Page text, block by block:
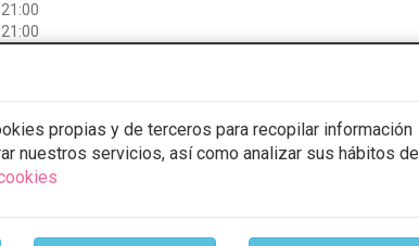
propias y de terceros para recopilar información
nuestros servicios, así como analizar sus hábitos de
21:00
21:00